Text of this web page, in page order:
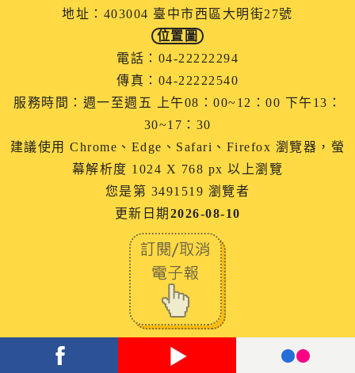
地址：403004 臺中市西區大明街27號
位置圖
電話：04-22222294
傳真：04-22222540
服務時間：週一至週五 上午08：00~12：00 下午13：
30~17：30
建議使用 Chrome、Edge、Safari、Firefox 瀏覽器，螢
幕解析度 1024 X 768 px 以上瀏覽
您是第 3491519 瀏覽者
更新日期 2026-08-10